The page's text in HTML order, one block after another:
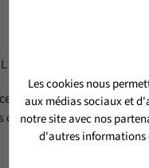
Les cookies nous
aux médias sociaux et
notre site avec nos
d'autres informations
MéO
de recevoir notre
données personnelles